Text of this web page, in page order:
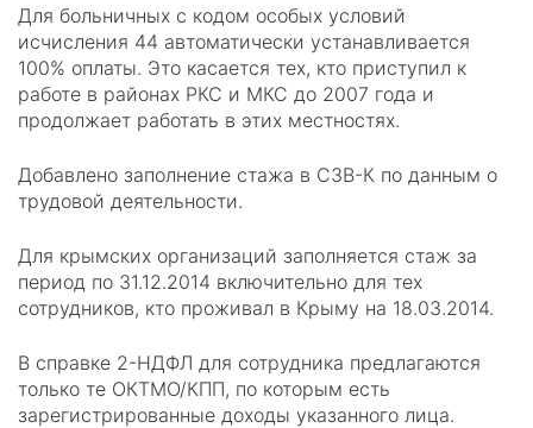
Для больничных с кодом особых условий
исчисления 44 автоматически устанавливается
100% оплаты. Это касается тех, кто приступил к
работе в районах РКС и МКС до 2007 года и
продолжает работать в этих местностях.
Добавлено заполнение стажа в СЗВ-К по данным о
трудовой деятельности.
Для крымских организаций заполняется стаж за
период по 31.12.2014 включительно для тех
сотрудников, кто проживал в Крыму на 18.03.2014.
В справке 2-НДФЛ для сотрудника предлагаются
только те ОКТМО/КПП, по которым есть
зарегистрированные доходы указанного лица.